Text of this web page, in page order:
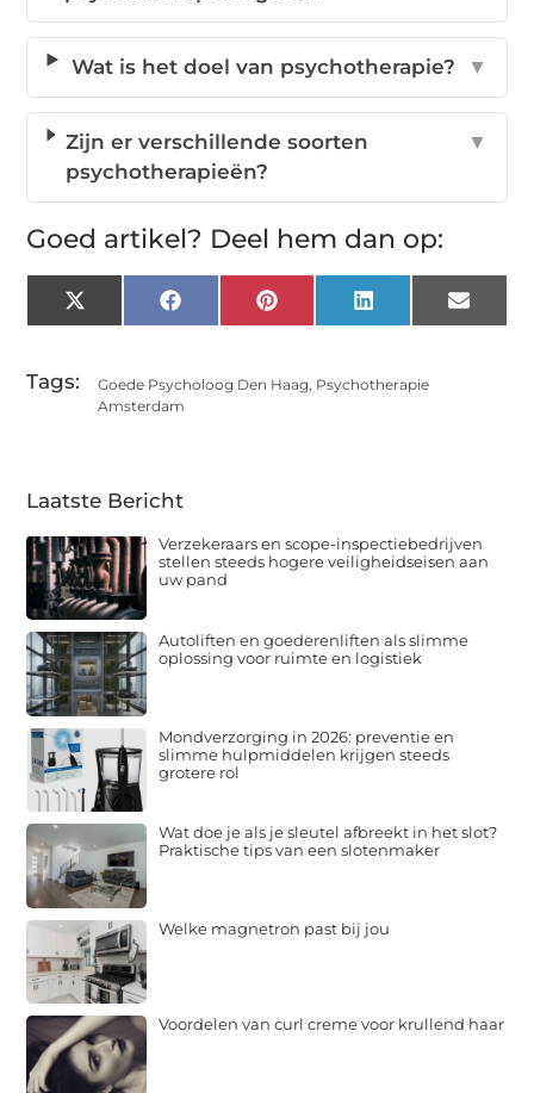
Wat is het doel van psychotherapie? ▼
Zijn er verschillende soorten
psychotherapieën?
▼
Goed artikel? Deel hem dan op:
X
(Twitter)
FacebookPinterestLinkedInEmail
Tags: Goede Psycholoog Den Haag, Psychotherapie
Amsterdam
Laatste Bericht
Verzekeraars en scope-inspectiebedrijven
stellen steeds hogere veiligheidseisen aan
uw pand
Autoliften en goederenliften als slimme
oplossing voor ruimte en logistiek
Mondverzorging in 2026: preventie en
slimme hulpmiddelen krijgen steeds
grotere rol
Wat doe je als je sleutel afbreekt in het slot?
Praktische tips van een slotenmaker
Welke magnetron past bij jou
Voordelen van curl creme voor krullend haar